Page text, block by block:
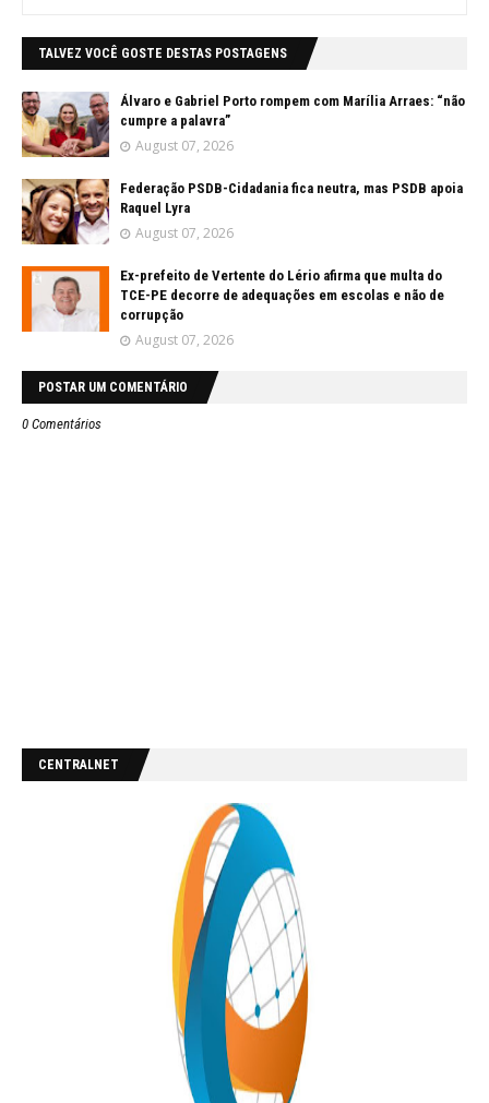
TALVEZ VOCÊ GOSTE DESTAS POSTAGENS
Álvaro e Gabriel Porto rompem com Marília Arraes: “não
cumpre a palavra”
August 07, 2026
Federação PSDB-Cidadania fica neutra, mas PSDB apoia
Raquel Lyra
August 07, 2026
Ex-prefeito de Vertente do Lério afirma que multa do
TCE-PE decorre de adequações em escolas e não de
corrupção
August 07, 2026
POSTAR UM COMENTÁRIO
0 Comentários
CENTRALNET